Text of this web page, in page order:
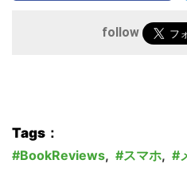
follow
Tags：
BookReviews, スマホ,